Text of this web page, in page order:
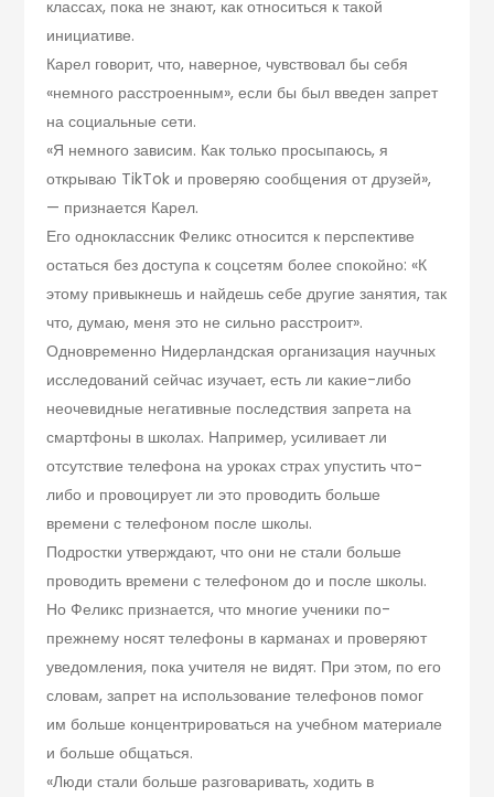
классах, пока не знают, как относиться к такой
инициативе.
Карел говорит, что, наверное, чувствовал бы себя
«немного расстроенным», если бы был введен запрет
на социальные сети.
«Я немного зависим. Как только просыпаюсь, я
открываю TikTok и проверяю сообщения от друзей»,
— признается Карел.
Его одноклассник Феликс относится к перспективе
остаться без доступа к соцсетям более спокойно: «К
этому привыкнешь и найдешь себе другие занятия, так
что, думаю, меня это не сильно расстроит».
Одновременно Нидерландская организация научных
исследований сейчас изучает, есть ли какие-либо
неочевидные негативные последствия запрета на
смартфоны в школах. Например, усиливает ли
отсутствие телефона на уроках страх упустить что-
либо и провоцирует ли это проводить больше
времени с телефоном после школы.
Подростки утверждают, что они не стали больше
проводить времени с телефоном до и после школы.
Но Феликс признается, что многие ученики по-
прежнему носят телефоны в карманах и проверяют
уведомления, пока учителя не видят. При этом, по его
словам, запрет на использование телефонов помог
им больше концентрироваться на учебном материале
и больше общаться.
«Люди стали больше разговаривать, ходить в